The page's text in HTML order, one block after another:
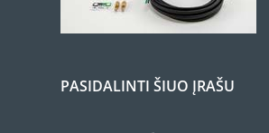
PASIDALINTI ŠIUO ĮRAŠU